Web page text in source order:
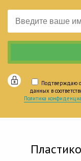
Подтверждаю
данных в
Политика